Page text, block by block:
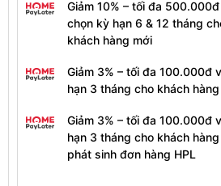
Giảm 10% – tối đa
chọn kỳ hạn 6 & 12 tháng
khách hàng mới
Giảm 3% – tối đa 100.000đ
hạn 3 tháng cho khách
Giảm 3% – tối đa 100.000đ
hạn 3 tháng cho khách
phát sinh đơn hàng HPL